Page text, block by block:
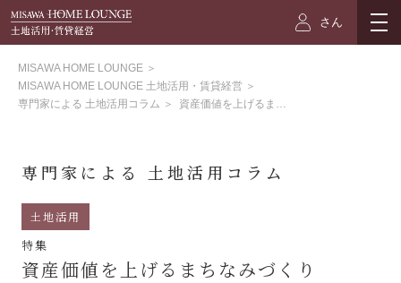
さん
MISAWA HOME LOUNGE ＞
MISAWA HOME LOUNGE 土地活用・賃貸経営 ＞
専門家による 土地活用コラム ＞ 資産価値を上げるまちなみづくり
専門家による 土地活用コラム
土地活用
特集
資産価値を上げるまちなみづくり